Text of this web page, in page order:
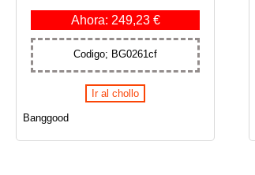
Ahora: 249,23 €
Codigo; BG0261cf
Ir al chollo
Banggood